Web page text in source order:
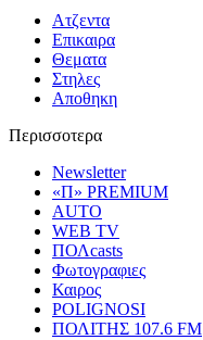
Ατζεντα
Επικαιρα
Θεματα
Στηλες
Αποθηκη
Περισσοτερα
Newsletter
«Π» PREMIUM
AUTO
WEB TV
ΠΟΛcasts
Φωτογραφιες
Καιρος
POLIGNOSI
ΠΟΛΙΤΗΣ 107.6 FM